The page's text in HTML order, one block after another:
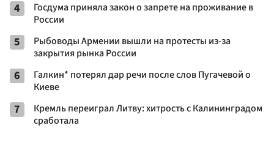
4
Госдума приняла закон о запрете на проживание в
России
5
Рыбоводы Армении вышли на протесты из-за
закрытия рынка России
6
Галкин* потерял дар речи после слов Пугачевой о
Киеве
7
Кремль переиграл Литву: хитрость с Калининградом
сработала